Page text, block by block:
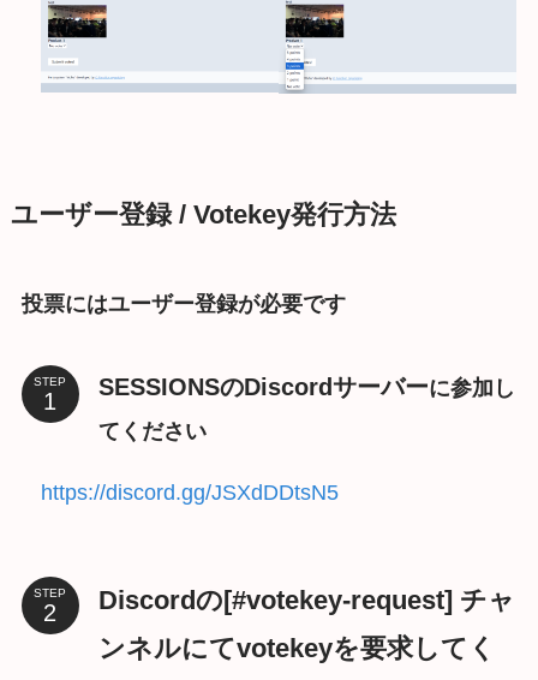
ユーザー登録 / Votekey発行方法
投票にはユーザー登録が必要です
STEP SESSIONSのDiscordサーバーに参加し
てください
https://discord.gg/JSXdDDtsN5
STEP
Discordの[#votekey-request] チャ
ンネルにてvotekeyを要求してく